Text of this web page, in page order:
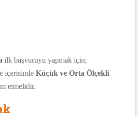
ilk başvuruyu yapmak için;
içerisinde Küçük ve Orta Ölçekli
etmelidir.